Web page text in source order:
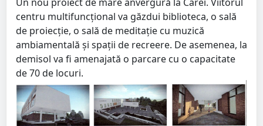
centru multifuncțional va găzdui biblioteca, o sală
de proiecție, o sală de meditație cu muzică
ambiamentală și spații de recreere. De asemenea, la
demisol va fi amenajată o parcare cu o capacitate
de 70 de locuri.